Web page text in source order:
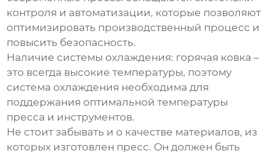
контроля и автоматизации, которые позволяют
оптимизировать производственный процесс и
повысить безопасность.
Наличие системы охлаждения: горячая ковка –
это всегда высокие температуры, поэтому
система охлаждения необходима для
поддержания оптимальной температуры
пресса и инструментов.
Не стоит забывать и о качестве материалов, из
которых изготовлен пресс. Он должен быть